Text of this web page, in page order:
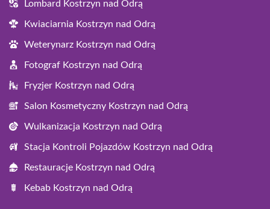
Lombard Kostrzyn nad Odrą
Kwiaciarnia Kostrzyn nad Odrą
Weterynarz Kostrzyn nad Odrą
Fotograf Kostrzyn nad Odrą
Fryzjer Kostrzyn nad Odrą
Salon Kosmetyczny Kostrzyn nad Odrą
Wulkanizacja Kostrzyn nad Odrą
Stacja Kontroli Pojazdów Kostrzyn nad Odrą
Restauracje Kostrzyn nad Odrą
Kebab Kostrzyn nad Odrą